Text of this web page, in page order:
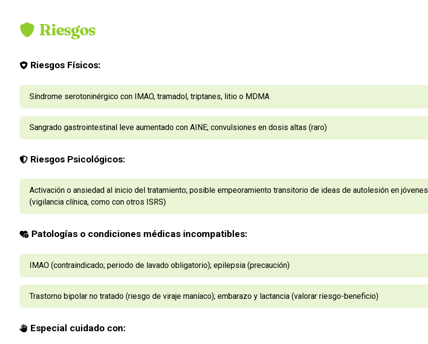
Riesgos
Riesgos Físicos:
Síndrome serotoninérgico con IMAO, tramadol, triptanes, litio o MDMA
Sangrado gastrointestinal leve aumentado con AINE; convulsiones en dosis altas (raro)
Riesgos Psicológicos:
Activación o ansiedad al inicio del tratamiento; posible empeoramiento transitorio de ideas de autolesión en jóvenes
(vigilancia clínica, como con otros ISRS)
Patologías o condiciones médicas incompatibles:
IMAO (contraindicado; periodo de lavado obligatorio); epilepsia (precaución)
Trastorno bipolar no tratado (riesgo de viraje maníaco); embarazo y lactancia (valorar riesgo-beneficio)
Especial cuidado con: